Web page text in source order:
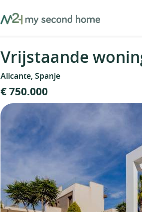
MySecondHome
Vrijstaande
Alicante, Spanje
€ 750.000